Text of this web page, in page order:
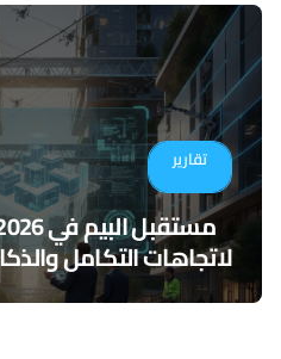
تقارير
لاتجاهات التكامل